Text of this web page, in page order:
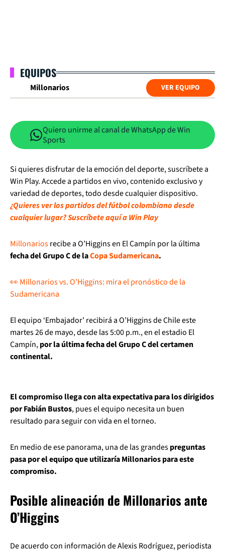
EQUIPOS
Millonarios VER EQUIPO
Quiero unirme al canal de WhatsApp de Win
Sports
Si quieres disfrutar de la emoción del deporte, suscríbete a
Win Play. Accede a partidos en vivo, contenido exclusivo y
variedad de deportes, todo desde cualquier dispositivo.
¿Quieres ver los partidos del fútbol colombiano desde
cualquier lugar? Suscríbete aquí a Win Play
Millonariosrecibe a O’Higgins en El Campín por la última
fecha del Grupo C de laCopa Sudamericana.
👀 Millonarios vs. O’Higgins: mira el pronóstico de la
Sudamericana
El equipo ‘Embajador’ recibirá a O’Higgins de Chile este
martes 26 de mayo, desde las 5:00 p.m., en el estadio El
Campín,por la última fecha del Grupo C del certamen
continental.
El compromiso llega con alta expectativa para los dirigidos
por Fabián Bustos, pues el equipo necesita un buen
resultado para seguir con vida en el torneo.
En medio de ese panorama, una de las grandespreguntas
pasa por el equipo que utilizaría Millonarios para este
compromiso.
Posible alineación de Millonarios ante
O’Higgins
De acuerdo con información de Alexis Rodríguez, periodista